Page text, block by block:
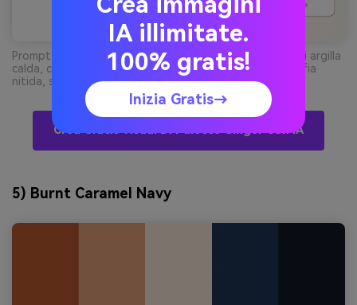
Prompt: mockup UI 2D di dashboard finance con accenti argilla
calda, card pulite, icone minimal, sfondo chiaro, tipografia
nitida, senza cornice dispositivi --ar 16:9
Crea Gratis Visual Di Palette Ginger Con IA
5) Burnt Caramel Navy
IA illimitate.
100% gratis!
Inizia Gratis→